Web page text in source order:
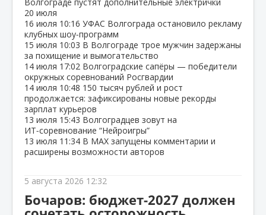
20 июля
16 июля 10:16 УФАС Волгограда остановило рекламу
клубных шоу‑программ
15 июля 10:03 В Волгограде трое мужчин задержаны
за похищение и вымогательство
14 июля 17:02 Волгоградские сапёры — победители
окружных соревнований Росгвардии
14 июля 10:48 150 тысяч рублей и рост
продолжается: зафиксированы новые рекорды
зарплат курьеров
13 июля 15:43 Волгоградцев зовут на
ИТ‑соревнование “Нейроигры”
13 июля 11:34 В МАХ запущены комментарии и
расширены возможности авторов
5 августа 2026 12:32
Бочаров: бюджет‑2027 должен